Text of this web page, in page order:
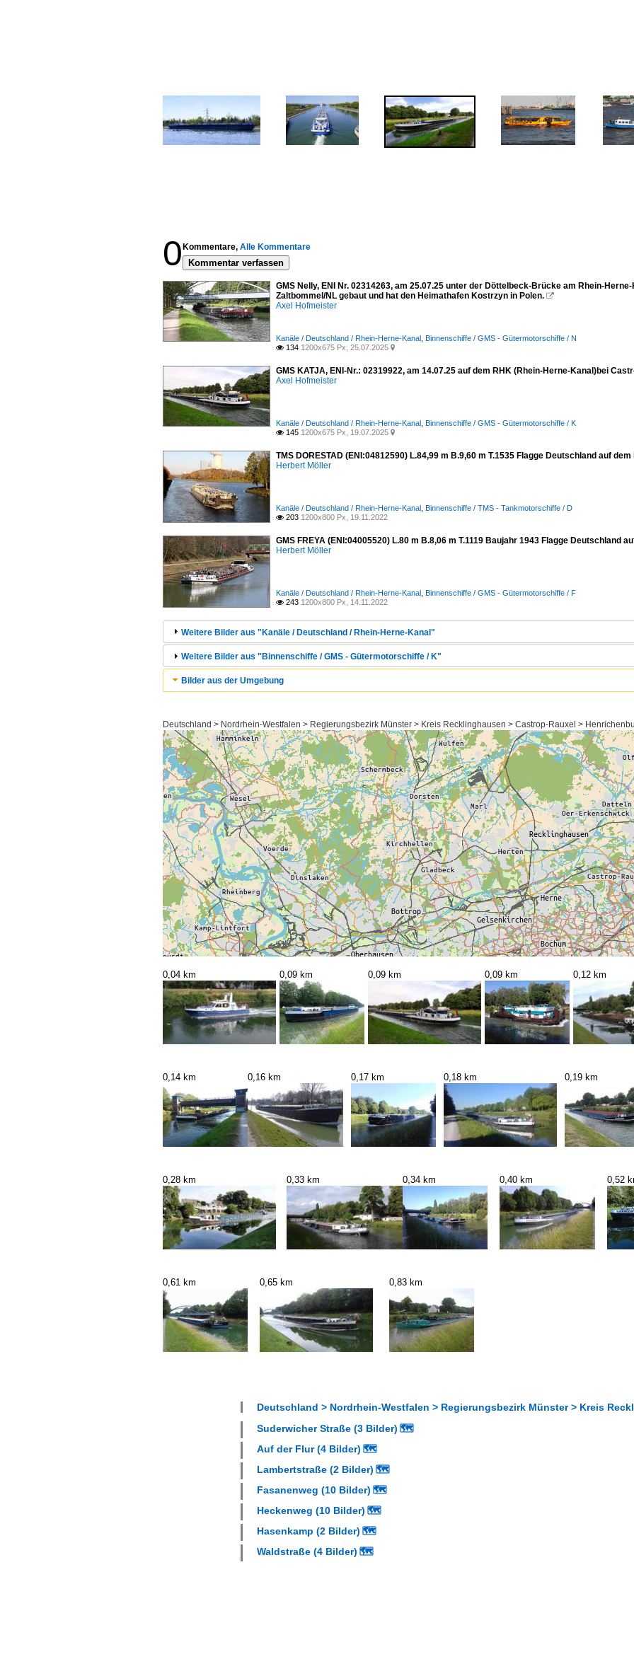
0 Kommentare, Alle Kommentare
Kommentar verfassen
GMS Nelly, ENI Nr. 02314263, am 25.07.25 unter der Döttelbeck-Brücke am Rhein-
Zaltbommel/NL gebaut und hat den Heimathafen Kostrzyn in Polen. 
Axel Hofmeister
Kanäle / Deutschland / Rhein-Herne-Kanal Binnenschiffe / GMS - Gütermotorschiffe / N
 134 1200x675 Px, 25.07.2025 
GMS KATJA, ENI-Nr.: 02319922, am 14.07.25 auf dem RHK (Rhein-Herne-Kanal)bei
Axel Hofmeister
Kanäle / Deutschland / Rhein-Herne-Kanal Binnenschiffe / GMS - Gütermotorschiffe / K
 145 1200x675 Px, 19.07.2025 
TMS DORESTAD (ENI:04812590) L.84,99 m B.9,60 m T.1535 Flagge Deutschland auf
Herbert Möller
Kanäle / Deutschland / Rhein-Herne-Kanal Binnenschiffe / TMS - Tankmotorschiffe / D
 203 1200x800 Px, 19.11.2022
GMS FREYA (ENI:04005520) L.80 m B.8,06 m T.1119 Baujahr 1943 Flagge Deutschland
Herbert Möller
Kanäle / Deutschland / Rhein-Herne-Kanal Binnenschiffe / GMS - Gütermotorschiffe / F
 243 1200x800 Px, 14.11.2022
Weitere Bilder aus "Kanäle / Deutschland / Rhein-Herne-Kanal"
Weitere Bilder aus "Binnenschiffe / GMS - Gütermotorschiffe / K"
Bilder aus der Umgebung
Deutschland > Nordrhein-Westfalen > Regierungsbezirk Münster > Kreis Recklinghausen > Castrop-Rauxel >
0,04 km 0,09 km 0,09 km 0,09 km 0,12 km
0,14 km 0,16 km 0,17 km 0,18 km 0,19 km
0,28 km 0,33 km 0,34 km 0,40 km 0,52
0,61 km 0,65 km 0,83 km
Deutschland > Nordrhein-Westfalen > Regierungsbezirk Münster > Kreis
Suderwicher Straße (3 Bilder) 🗺
Auf der Flur (4 Bilder) 🗺
Lambertstraße (2 Bilder) 🗺
Fasanenweg (10 Bilder) 🗺
Heckenweg (10 Bilder) 🗺
Hasenkamp (2 Bilder) 🗺
Waldstraße (4 Bilder) 🗺